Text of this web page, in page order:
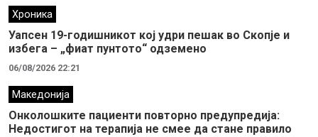
Хроника
Уапсен 19-годишникот кој удри пешак во Скопје и
избега – „фиат пунтото“ одземено
06/08/2026 22:21
Македонија
Онколошките пациенти повторно предупредија:
Недостигот на терапија не смее да стане правило